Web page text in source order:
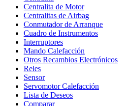
Centralita de Motor
Centralitas de Airbag
Conmutador de Arranque
Cuadro de Instrumentos
Interruptores
Mando Calefacción
Otros Recambios Electrónicos
Reles
Sensor
Servomotor Calefacción
Lista de Deseos
Comparar